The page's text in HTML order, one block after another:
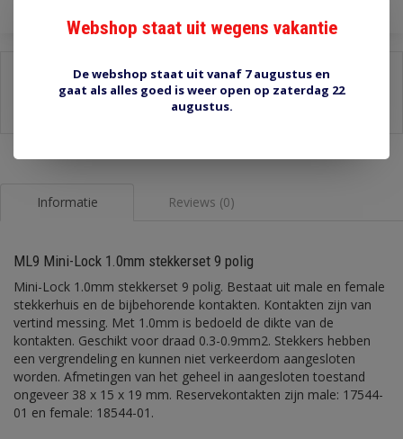
Stel een vraag over dit product
Informatie Reviews (0)
ML9 Mini-Lock 1.0mm stekkerset 9 polig
Mini-Lock 1.0mm stekkerset 9 polig. Bestaat uit male en female
stekkerhuis en de bijbehorende kontakten. Kontakten zijn van
vertind messing. Met 1.0mm is bedoeld de dikte van de
kontakten. Geschikt voor draad 0.3-0.9mm2. Stekkers hebben
een vergrendeling en kunnen niet verkeerdom aangesloten
worden. Afmetingen van het geheel in aangesloten toestand
ongeveer 38 x 15 x 19 mm. Reservekontakten zijn male: 17544-
01 en female: 18544-01.
Webshop staat uit wegens vakantie
De webshop staat uit vanaf 7 augustus en
gaat als alles goed is weer open op zaterdag 22
augustus.